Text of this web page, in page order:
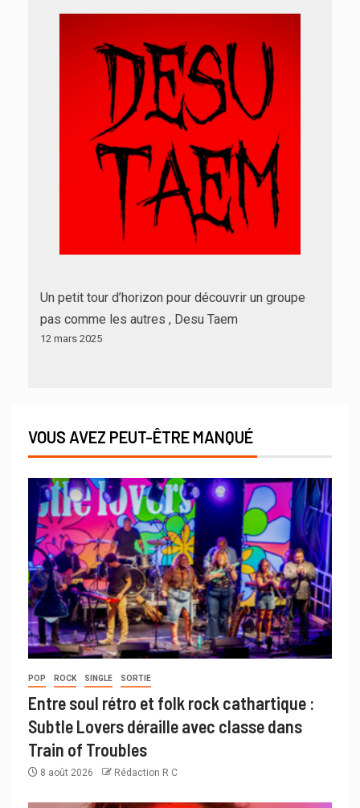
Un petit tour d’horizon pour découvrir un groupe
pas comme les autres , Desu Taem
12 mars 2025
VOUS AVEZ PEUT-ÊTRE MANQUÉ
POP ROCK SINGLE SORTIE
Entre soul rétro et folk rock cathartique :
Subtle Lovers déraille avec classe dans
Train of Troubles
8 août 2026 Rédaction R C